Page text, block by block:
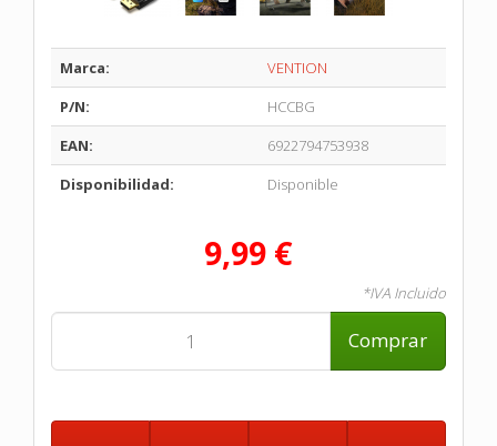
Marca:
VENTION
P/N:
HCCBG
EAN:
6922794753938
Disponibilidad:
Disponible
9,99 €
*IVA Incluido
Comprar